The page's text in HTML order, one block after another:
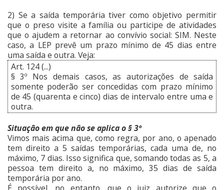
2) Se a saída temporária tiver como objetivo permitir
que o preso visite a família ou participe de atividades
que o ajudem a retornar ao convívio social: SIM. Neste
caso, a LEP prevê um prazo mínimo de 45 dias entre
uma saída e outra. Veja:
Art. 124 (...)
§ 3º Nos demais casos, as autorizações de saída
somente poderão ser concedidas com prazo mínimo
de 45 (quarenta e cinco) dias de intervalo entre uma e
outra.
Situação em que não se aplica o § 3º
Vimos mais acima que, como regra, por ano, o apenado
tem direito a 5 saídas temporárias, cada uma de, no
máximo, 7 dias. Isso significa que, somando todas as 5, a
pessoa tem direito a, no máximo, 35 dias de saída
temporária por ano.